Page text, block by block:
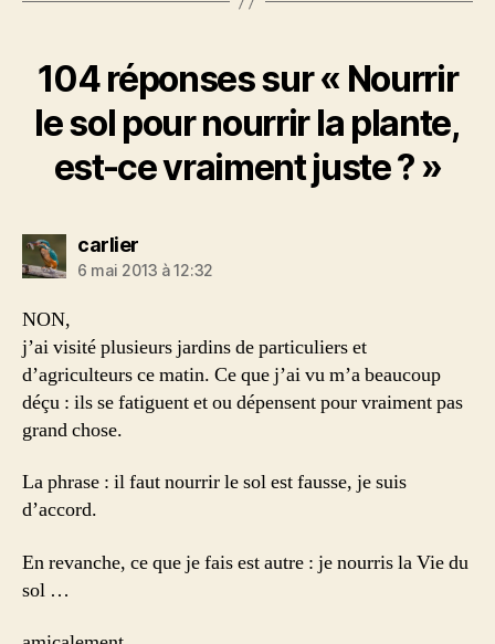
104 réponses sur « Nourrir
le sol pour nourrir la plante,
est-ce vraiment juste ? »
carlierdit :
6 mai 2013 à 12:32
NON,
j’ai visité plusieurs jardins de particuliers et
d’agriculteurs ce matin. Ce que j’ai vu m’a beaucoup
déçu : ils se fatiguent et ou dépensent pour vraiment pas
grand chose.
La phrase : il faut nourrir le sol est fausse, je suis
d’accord.
En revanche, ce que je fais est autre : je nourris la Vie du
sol …